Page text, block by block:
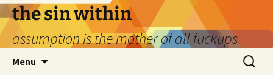
Skip
to
content
the sin within
assumption is the mother of all fuckups
Menu
Search
for: